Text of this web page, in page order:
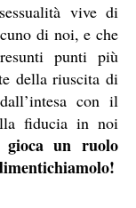
vive di
di noi, e che
punti più
della riuscita di
con il
fiducia in noi
gioca un ruolo